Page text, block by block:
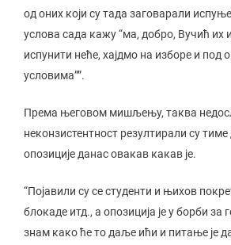
од оних који су тада заговарали
услова сада кажу “ма, добро, Вучић их
испунити неће, хајдмо на изборе и под
условима””.
Према његовом мишљењу, таква
неконзистентност резултирали су тиме
опозиције данас овакав какав је.
“Појавили су се студенти и њихов
блокаде итд., а опозиција је у борби за
знам како ће то даље ићи и питање је